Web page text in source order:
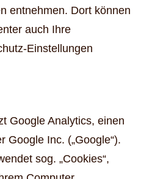
entnehmen. Dort können
auch Ihre
Einstellungen
Google Analytics, einen
Google Inc. („Google“).
sog. „Cookies“,